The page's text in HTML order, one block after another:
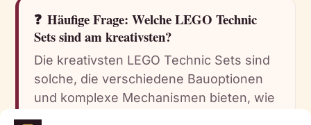
❓ Häufige Frage: Welche LEGO Technic
Sets sind am kreativsten?
Die kreativsten LEGO Technic Sets sind
solche, die verschiedene Bauoptionen
und komplexe Mechanismen bieten, wie
der LEGO Technic 42107 Ducati Panigale